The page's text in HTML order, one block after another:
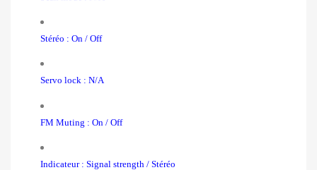
Stéréo : On / Off
Servo lock : N/A
FM Muting : On / Off
Indicateur : Signal strength / Stéréo